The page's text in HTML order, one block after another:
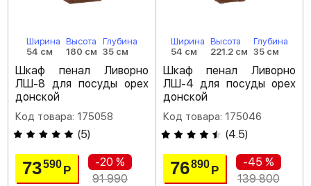
Ширина
54 см
Высота
180 см
Глубина
35 см
Шкаф пенал Ливорно
ЛШ-8 для посуды орех
донской
Код товара: 175058
(5)
73590Р
-20 %
91 990
Ширина
54 см
Высота
221.2 см
Глубина
35 см
Шкаф пенал Ливорно
ЛШ-4 для посуды орех
донской
Код товара: 175046
(4.5)
76890 Р
-45 %
139 800